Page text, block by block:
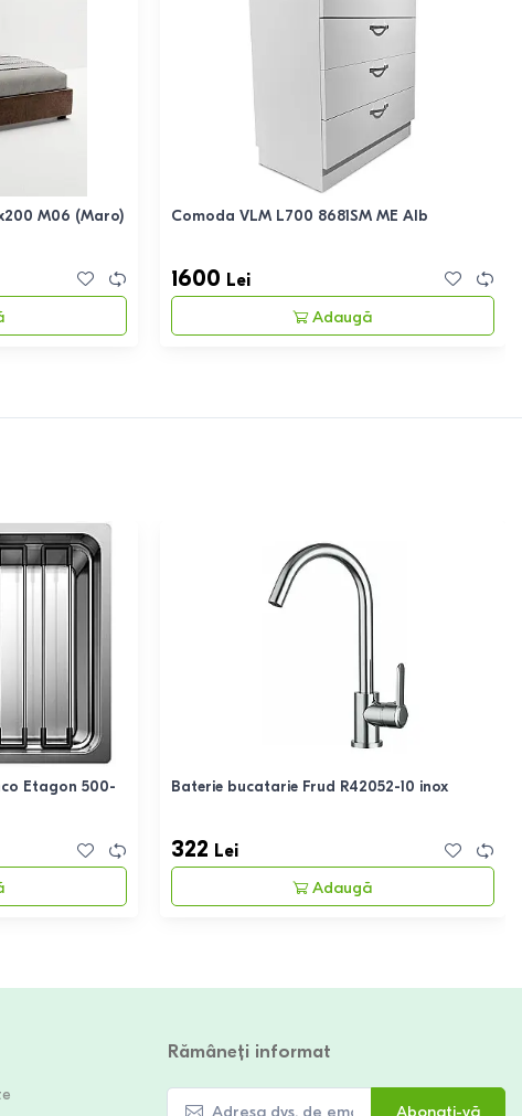
M06 (Maro) Comoda VLM L700 8681SM ME Alb
1600 Lei
Adaugă
Etagon 500-
Baterie bucatarie Frud R42052-10 inox
322 Lei
Adaugă
Rămâneți informat
Abonați-vă